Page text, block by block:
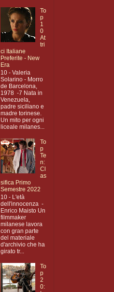
To
p
1
0
At
tri
ci Italiane
Preferite - New
Era
10 - Valeria
Solarino - Morro
de Barcelona,
1978 -7 Nata in
Venezuela,
padre siciliano e
madre torinese.
Un mito per ogni
liceale milanes...
To
p
Te
n:
Cl
as
sifica Primo
Semestre 2022
10 - L'età
dell'innocenza -
Enrico Maisto Un
filmmaker
milanese lavora
con gran parte
del materiale
d'archivio che ha
girato tr...
To
p
2
0: